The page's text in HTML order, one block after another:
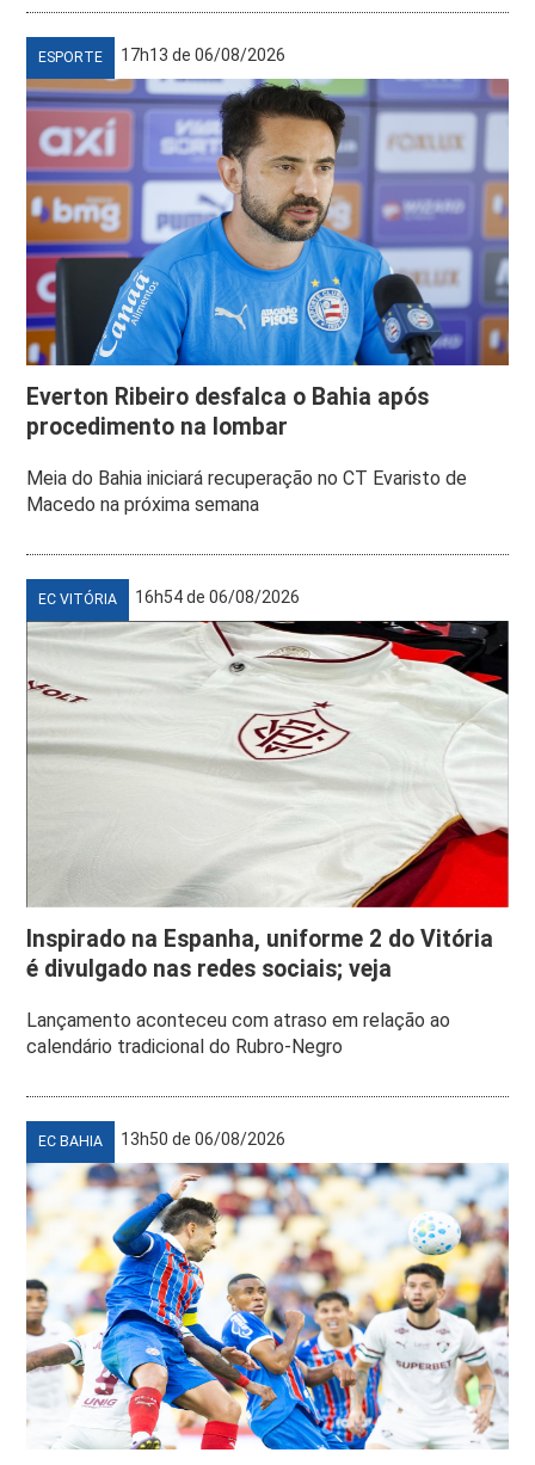
ESPORTE 17h13 de 06/08/2026
Everton Ribeiro desfalca o Bahia após
procedimento na lombar
Meia do Bahia iniciará recuperação no CT Evaristo de
Macedo na próxima semana
EC VITÓRIA 16h54 de 06/08/2026
Inspirado na Espanha, uniforme 2 do Vitória
é divulgado nas redes sociais; veja
Lançamento aconteceu com atraso em relação ao
calendário tradicional do Rubro-Negro
EC BAHIA 13h50 de 06/08/2026